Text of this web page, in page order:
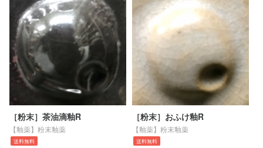
［粉末］茶油滴釉R
【釉薬】粉末釉薬
送料無料
［粉末］おふけ釉R
【釉薬】粉末釉薬
送料無料